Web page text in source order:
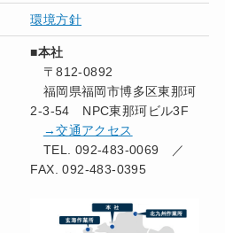
環境方針
■本社
〒812-0892
福岡県福岡市博多区東那珂
2-3-54 NPC東那珂ビル3F
→交通アクセス
TEL. 092-483-0069 ／
FAX. 092-483-0395